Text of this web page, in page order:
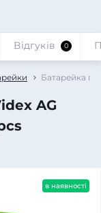
Батарейка
AG
Відгуків 0
в наявності